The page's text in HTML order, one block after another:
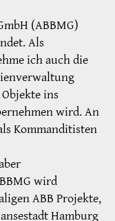
(ABBMG)
Als
ich auch die
ins
wird. An
Kommanditisten
wird
ABB Projekte,
Hamburg